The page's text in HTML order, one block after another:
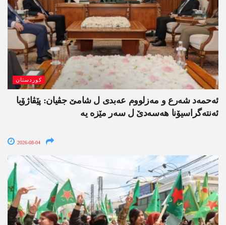
کوردستان
ئەحمەد شەرع و مەزلووم عەبدی ل شامێ جڤیان: پێڤاژۆیا
ئەنتەگراسیۆنا ھەسەدێ ل سەر مێزە یە
2026-08-04